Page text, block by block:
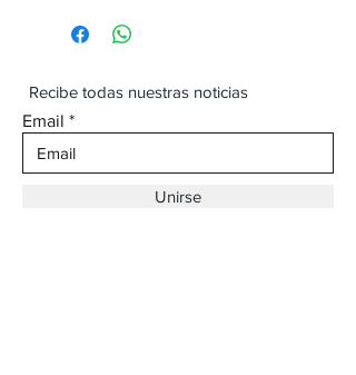
Recibe todas nuestras noticias
Email
Unirse